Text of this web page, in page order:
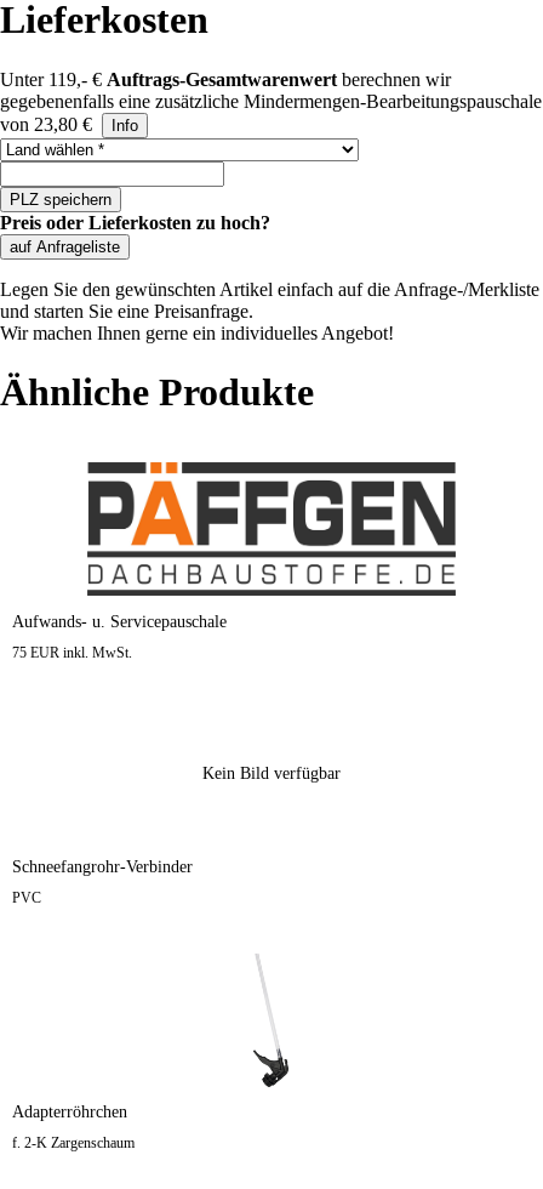
Lieferkosten
Unter 119,- € Auftrags-Gesamtwarenwert berechnen wir
gegebenenfalls eine zusätzliche Mindermengen-Bearbeitungspauschale
von 23,80 €
Info
Land auswählen
PLZ speichern
Preis oder Lieferkosten zu hoch?
auf Anfrageliste
Legen Sie den gewünschten Artikel einfach auf die Anfrage-/Merkliste
und starten Sie eine Preisanfrage.
Wir machen Ihnen gerne ein individuelles Angebot!
Ähnliche Produkte
Aufwands- u. Servicepauschale
75 EUR inkl. MwSt.
Kein Bild verfügbar
Schneefangrohr-Verbinder
PVC
Adapterröhrchen
f. 2-K Zargenschaum